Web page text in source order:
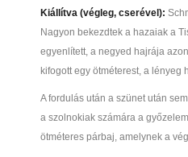
Kiállítva (végleg, cserével):
Nagyon bekezdtek a hazaiak a
egyenlített, a negyed hajrája
kifogott egy ötméterest, a
A fordulás után a szünet után
a szolnokiak számára a
ötméteres párbaj, amelynek a